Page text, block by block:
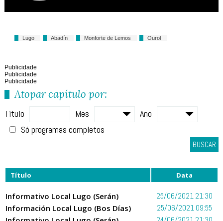
Lugo Abadín Monforte de Lemos Ourol
Publicidade
Publicidade
Publicidade
Atopar capítulo por:
Título Mes
Ano
Só programas completos
BUSCAR
Título Data
Informativo Local Lugo (Serán) 25/06/2021 21:30
Información Local Lugo (Bos Días) 25/06/2021 09:55